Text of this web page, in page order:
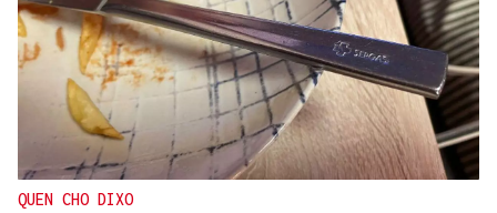
QUEN CHO DIXO